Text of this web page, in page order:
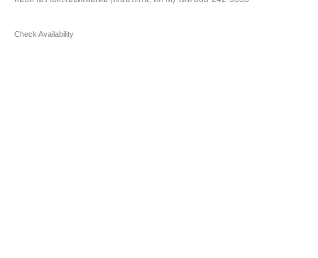
Check Availability